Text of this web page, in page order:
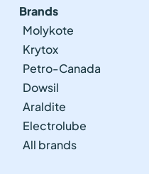
Brands
Molykote
Krytox
Petro-Canada
Dowsil
Araldite
Electrolube
All brands